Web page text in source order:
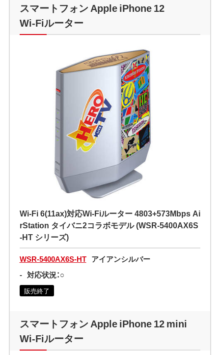
スマートフォン Apple iPhone 12
Wi-Fiルーター
Wi-Fi 6(11ax)対応Wi-Fiルーター 4803+573Mbps Ai
rStation タイバニ2コラボモデル (WSR-5400AX6S
-HT シリーズ)
WSR-5400AX6S-HT アイアンシルバー
- 対応状況：○
販売終了
スマートフォン Apple iPhone 12 mini
Wi-Fiルーター